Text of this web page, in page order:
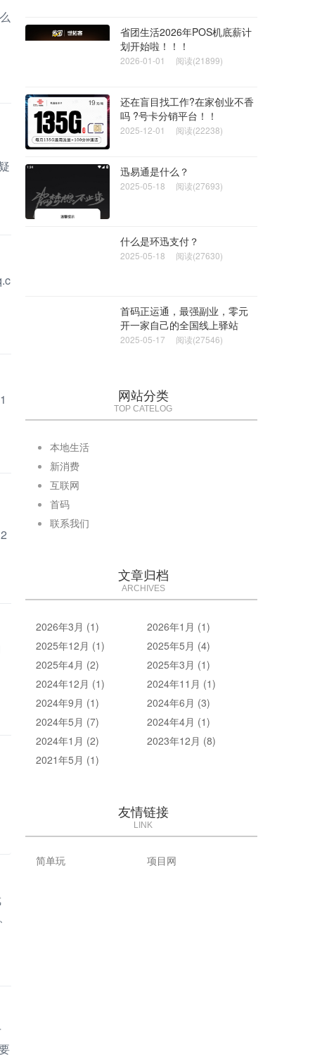
省团生活2026年POS机底薪计
划开始啦！！！
2026-01-01 阅读(21899)
还在盲目找工作?在家创业不香
吗 ?号卡分销平台！！
2025-12-01 阅读(22238)
迅易通是什么？
2025-05-18 阅读(27693)
什么是环迅支付？
2025-05-18 阅读(27630)
首码正运通，最强副业，零元
开一家自己的全国线上驿站
2025-05-17 阅读(27546)
网站分类
TOP CATELOG
本地生活
新消费
互联网
首码
联系我们
文章归档
ARCHIVES
2026年3月 (1)
2026年1月 (1)
2025年12月 (1)
2025年5月 (4)
2025年4月 (2)
2025年3月 (1)
2024年12月 (1)
2024年11月 (1)
2024年9月 (1)
2024年6月 (3)
2024年5月 (7)
2024年4月 (1)
2024年1月 (2)
2023年12月 (8)
2021年5月 (1)
友情链接
LINK
简单玩 项目网